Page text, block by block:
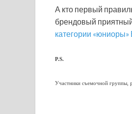
А кто первый
брендовый
категории «юниоры»
P.S.
Участники съемочной группы,